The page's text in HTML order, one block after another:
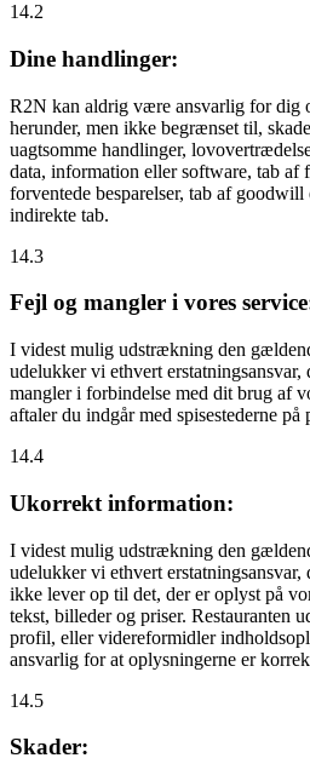
14.2
Dine handlinger:
R2N kan aldrig være ansvarlig for dig
herunder, men ikke begrænset til,
uagtsomme handlinger,
data, information eller software, tab af
forventede besparelser, tab af
indirekte tab.
14.3
Fejl og mangler i vores
I videst mulig udstrækning den
udelukker vi ethvert
mangler i forbindelse med dit brug af
aftaler du indgår med spisestederne på
14.4
Ukorrekt information:
I videst mulig udstrækning den
udelukker vi ethvert erstatningsansvar,
ikke lever op til det, der er oplyst på
tekst, billeder og priser. Restauranten
profil, eller videreformidler
ansvarlig for at oplysningerne er
14.5
Skader: